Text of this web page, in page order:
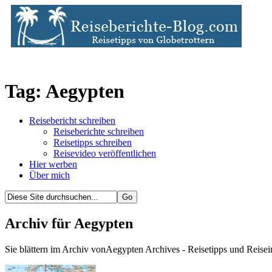
Tag: Aegypten
Reisebericht schreiben
Reiseberichte schreiben
Reisetipps schreiben
Reisevideo veröffentlichen
Hier werben
Über mich
Archiv für Aegypten
Sie blättern im Archiv vonAegypten Archives - Reisetipps und